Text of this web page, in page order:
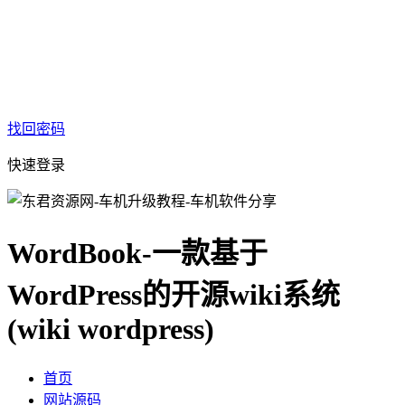
找回密码
快速登录
WordBook-一款基于
WordPress的开源wiki系统
(wiki wordpress)
首页
网站源码